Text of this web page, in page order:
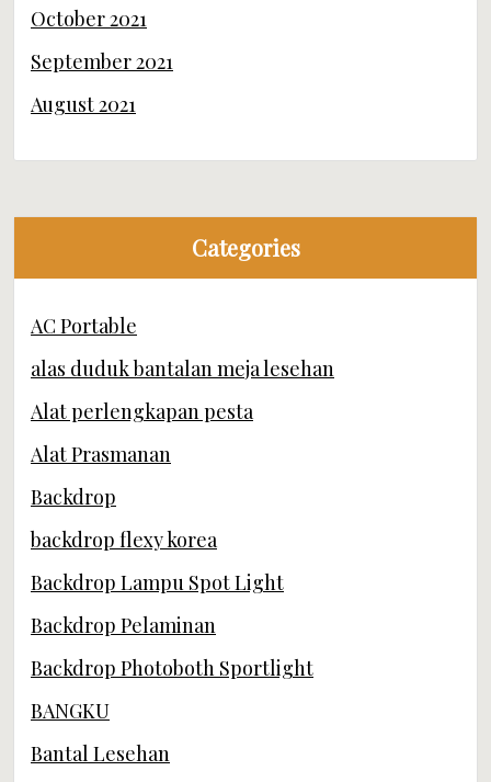
October 2021
September 2021
August 2021
Categories
AC Portable
alas duduk bantalan meja lesehan
Alat perlengkapan pesta
Alat Prasmanan
Backdrop
backdrop flexy korea
Backdrop Lampu Spot Light
Backdrop Pelaminan
Backdrop Photoboth Sportlight
BANGKU
Bantal Lesehan